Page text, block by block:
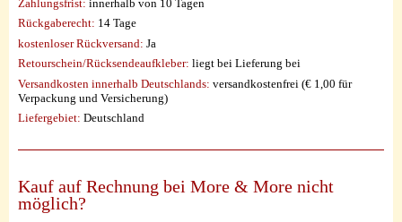
Zahlungsfrist: innerhalb von 10 Tagen
Rückgaberecht: 14 Tage
kostenloser Rückversand: Ja
Retourschein/Rücksendeaufkleber: liegt bei Lieferung bei
Versandkosten innerhalb Deutschlands: versandkostenfrei (€ 1,00 für
Verpackung und Versicherung)
Liefergebiet: Deutschland
Kauf auf Rechnung bei More & More nicht
möglich?